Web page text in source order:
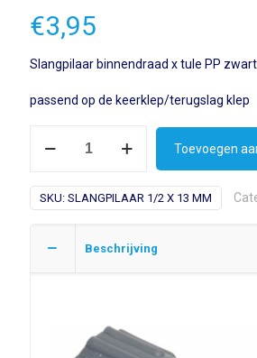
€3,95
Slangpilaar binnendraad x tule PP
passend op de keerklep/terugslag klep
binnendraad
tule
Toevoegen
SKU: SLANGPILAAR 1/2 X 13 MM
Beschrijving